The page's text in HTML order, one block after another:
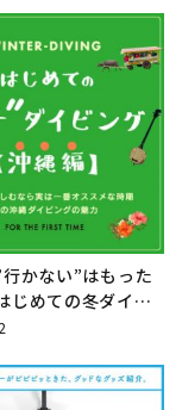
かない”はもった
じめての冬ダイビ
】